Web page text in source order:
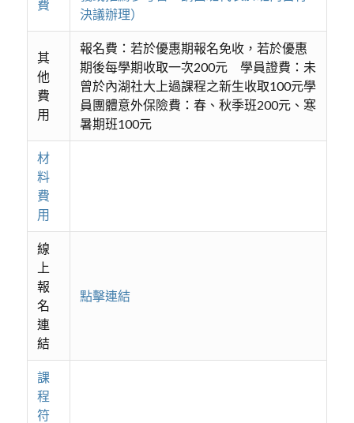
費
決議辦理）
其
他
費
用
報名費：若於優惠期報名免收，若於優惠
期後每學期收取一次200元 學員證費：未
曾於內湖社大上過課程之新生收取100元學
員團體意外保險費：春、秋季班200元、寒
暑期班100元
材
料
費
用
線
上
報
名
連
結
點擊連結
課
程
符